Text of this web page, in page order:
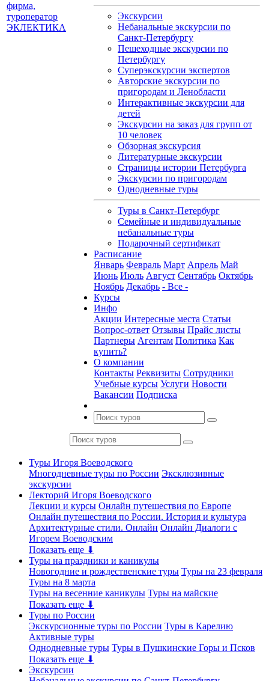
Экскурсии
Небанальные экскурсии по
Санкт-Петербургу
Пешеходные экскурсии по
Петербургу
Суперэкскурсии экспертов
Авторские экскурсии по
пригородам и Ленобласти
Интерактивные экскурсии для
детей
Экскурсии на заказ для групп от
10 человек
Обзорная экскурсия
Литературные экскурсии
Страницы истории Петербурга
Экскурсии по пригородам
Однодневные туры
Туры в Санкт-Петербург
Семейные и индивидуальные
небанальные туры
Подарочный сертификат
Расписание
Январь Февраль Март Апрель Май
Июнь Июль Август Сентябрь Октябрь
Ноябрь Декабрь - Все -
Курсы
Инфо
Акции Интересные места Статьи
Вопрос-ответ Отзывы Прайс листы
Партнеры Агентам Политика Как
купить?
О компании
Контакты Реквизиты Сотрудники
Учебные курсы Услуги Новости
Вакансии Подписка
Туры Игоря Воеводского
Многодневные туры по России Эксклюзивные
экскурсии
Лекторий Игоря Воеводского
Лекции и курсы Онлайн путешествия по Европе
Онлайн путешествия по России. История и культура
Архитектурные стили. Онлайн Онлайн Диалоги с
Игорем Воеводским
Показать еще ⬇
Туры на праздники и каникулы
Новогодние и рождественские туры Туры на 23 февраля
Туры на 8 марта
Туры на весенние каникулы Туры на майские
Показать еще ⬇
Туры по России
Экскурсионные туры по России Туры в Карелию
Активные туры
Однодневные туры Туры в Пушкинские Горы и Псков
Показать еще ⬇
Экскурсии